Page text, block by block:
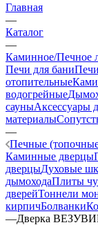
Главная
—
Каталог
—
Каминное/Печное
Печи для бани
отопительные
водогрейные
сауныАксессуары
материалы
—
Печные
Каминные дверцы
дверцыДуховые
дымоходаПлиты
дверейТоннели
кирпичБолванки
—Дверка